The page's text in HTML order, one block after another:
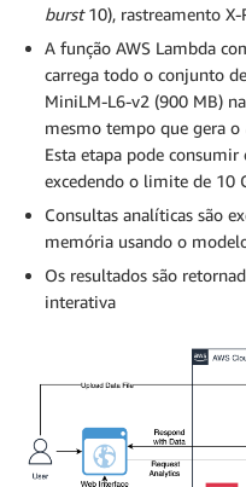
burst10), rastreamento X-
A função AWS Lambda
carrega todo o conjunto
MiniLM-L6-v2 (900 MB)
mesmo tempo que gera o
Esta etapa pode
excedendo o limite de 10
Consultas analíticas são
memória usando o
Os resultados são
interativa